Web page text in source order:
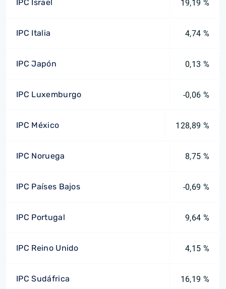
IPC Israel 19,19 %
IPC Italia 4,74 %
IPC Japón 0,13 %
IPC Luxemburgo -0,06 %
IPC México 128,89 %
IPC Noruega 8,75 %
IPC Países Bajos -0,69 %
IPC Portugal 9,64 %
IPC Reino Unido 4,15 %
IPC Sudáfrica 16,19 %